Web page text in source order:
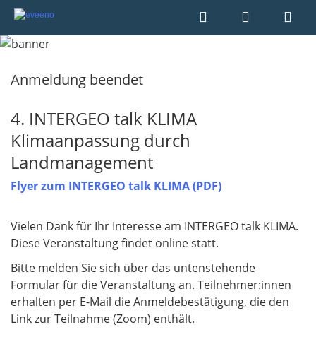
Anmeldung beendet
4. INTERGEO talk KLIMA
Klimaanpassung durch
Landmanagement
Flyer zum INTERGEO talk KLIMA (PDF)
Vielen Dank für Ihr Interesse am INTERGEO talk KLIMA.
Diese Veranstaltung findet online statt.
Bitte melden Sie sich über das untenstehende
Formular für die Veranstaltung an. Teilnehmer:innen
erhalten per E-Mail die Anmeldebestätigung, die den
Link zur Teilnahme (Zoom) enthält.